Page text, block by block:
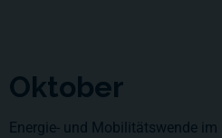
Oktober
Energie- und Mobilitätswende